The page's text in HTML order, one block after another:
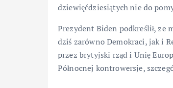
dziewięćdziesiątych nie do
Prezydent Biden podkreślił, ze
dziś zarówno Demokraci, jak i
przez brytyjski rząd i Unię
Północnej kontrowersje,